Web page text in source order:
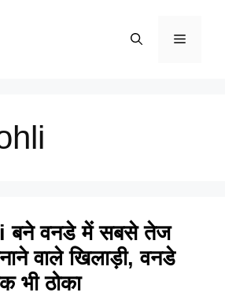
Menu
वनडे में सबसे तेज
वाले खिलाड़ी, वनडे
भी ठोका